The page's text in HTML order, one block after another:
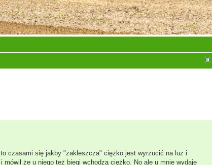
czasami się jakby "zakleszcza" ciężko jest wyrzucić na luz i
że u niego też biegi wchodzą ciężko. No ale u mnie wydaje